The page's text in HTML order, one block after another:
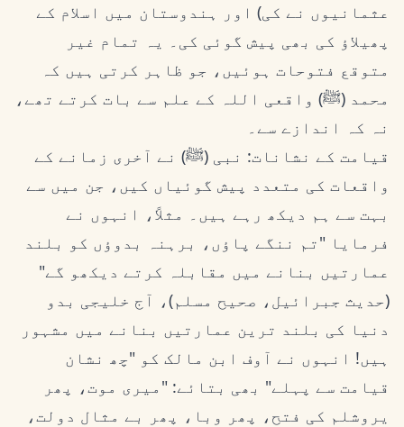
عثمانیوں نے کی) اور ہندوستان میں اسلام کے
پھیلاؤ کی بھی پیش گوئی کی۔ یہ تمام غیر
متوقع فتوحات ہوئیں، جو ظاہر کرتی ہیں کہ
محمد (ﷺ) واقعی اللہ کے علم سے بات کرتے تھے،
نہ کہ اندازے سے۔
قیامت کے نشانات: نبی (ﷺ) نے آخری زمانے کے
واقعات کی متعدد پیش گوئیاں کیں، جن میں سے
بہت سے ہم دیکھ رہے ہیں۔ مثلاً، انہوں نے
فرمایا "تم ننگے پاؤں، برہنہ بدوؤں کو بلند
عمارتیں بنانے میں مقابلہ کرتے دیکھو گے"
(حدیث جبرائیل، صحیح مسلم)، آج خلیجی بدو
دنیا کی بلند ترین عمارتیں بنانے میں مشہور
ہیں! انہوں نے آوف ابن مالک کو "چھ نشان
قیامت سے پہلے" بھی بتائے: "میری موت، پھر
یروشلم کی فتح، پھر وبا، پھر بے مثال دولت،